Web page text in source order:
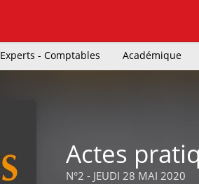
Experts - Comptables Académique
Actes
N°2 - JEUDI 28 MAI 2020